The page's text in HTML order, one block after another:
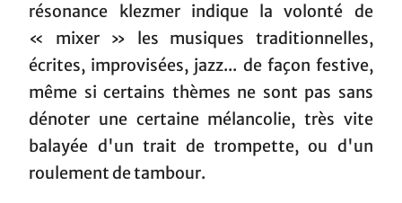
résonance klezmer indique la volonté de
« mixer » les musiques traditionnelles,
écrites, improvisées, jazz... de façon festive,
même si certains thèmes ne sont pas sans
dénoter une certaine mélancolie, très vite
balayée d'un trait de trompette, ou d'un
roulement de tambour.